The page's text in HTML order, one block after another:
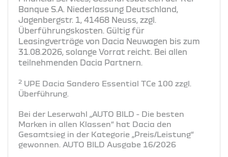
Banque S.A. Niederlassung Deutschland,
Jagenbergstr. 1, 41468 Neuss, zzgl.
Überführungskosten. Gültig für
Leasingverträge von Dacia Neuwagen bis zum
31.08.2026, solange Vorrat reicht. Bei allen
teilnehmenden Dacia Partnern.
2 UPE Dacia Sandero Essential TCe 100 zzgl.
Überführung.
Bei der Leserwahl „AUTO BILD - Die besten
Marken in allen Klassen“ hat Dacia den
Gesamtsieg in der Kategorie „Preis/Leistung“
gewonnen. AUTO BILD Ausgabe 16/2026